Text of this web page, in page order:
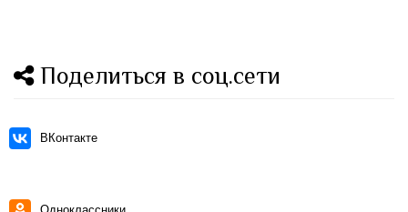
Поделиться в соц.сети
ВКонтакте